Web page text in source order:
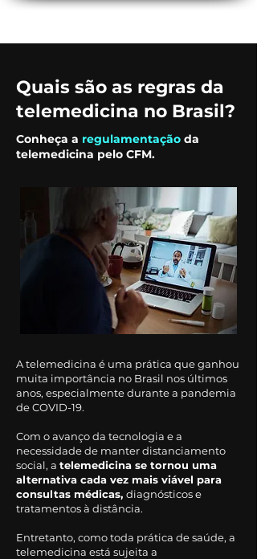
Quais são as regras da
telemedicina no Brasil?
Conheça a regulamentação da
telemedicina pelo CFM.
A telemedicina é uma prática que ganhou
muita importância no Brasil nos últimos
anos, especialmente durante a pandemia
de COVID-19.
Com o avanço da tecnologia e a
necessidade de manter distanciamento
social, a telemedicina se tornou uma
alternativa cada vez mais viável para
consultas médicas, diagnósticos e
tratamentos à distância.
Entretanto, como toda prática de saúde, a
telemedicina está sujeita a